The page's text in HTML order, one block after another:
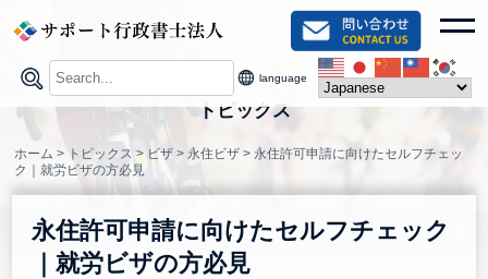
content
language
トピックス
ホーム > トピックス > ビザ > 永住ビザ > 永住許可申請に向けたセルフチェッ
ク｜就労ビザの方必見
永住許可申請に向けたセルフチェック
｜就労ビザの方必見